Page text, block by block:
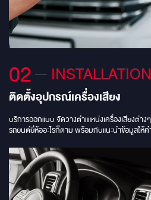
02
ติดตั้งอุปกรณ์เครื่องเสียง
บริการออกแบบ จัดวางตําแแหน่งเครื่องเสียงต่
รถยนต์ยี่ห้ออะไรก็ตาม พร้อมกับแนะนําข้อมูลให้
INSTALLATION